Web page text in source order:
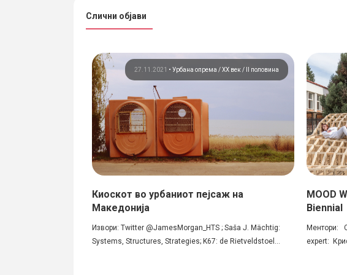
Слични објави
27.11.2021 • Урбана опрема ХХ век / II половина
Киоскот во урбаниот пејсаж на
Македонија
Извори: Twitter @JamesMorgan_HTS ; Saša J. Mächtig:
Systems, Structures, Strategies; K67: de Rietveldstoel...
MOOD
Biennial
Ментори:
expert: